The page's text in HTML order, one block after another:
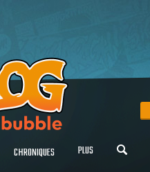
CHRONIQUES PLUS